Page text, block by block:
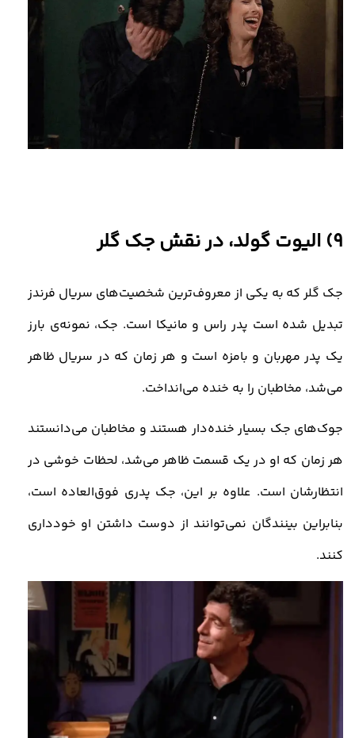
9) الیوت گولد، در نقش جک گلر
جک گلر که به یکی از معروف‌ترین شخصیت‌های سریال فرندز
تبدیل شده‌ است پدر راس و مانیکا است. جک، نمونه‌ی بارز
یک پدر مهربان و بامزه است و هر زمان که در سریال ظاهر
می‌شد، مخاطبان را به خنده می‌انداخت.
جوک‌های جک بسیار خنده‌دار هستند و مخاطبان می‌دانستند
هر زمان که او در یک قسمت ظاهر می‌شد، لحظات خوشی در
انتظارشان است. علاوه بر این، جک پدری فوق‌العاده است،
بنابراین بینندگان نمی‌توانند از دوست داشتن او خودداری
کنند.